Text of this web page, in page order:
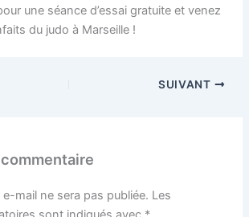
une séance d’essai gratuite et venez
du judo à Marseille !
SUIVANT
mail ne sera pas publiée. Les